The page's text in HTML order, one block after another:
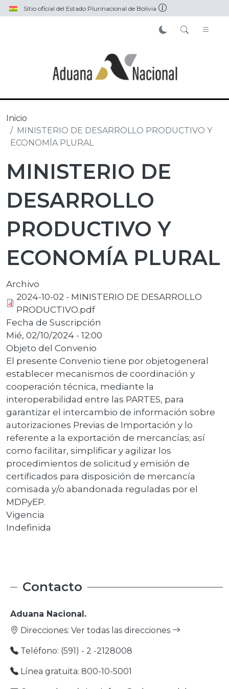
Pasar al contenido principal
Sitio oficial del Estado Plurinacional de Bolivia
Inicio
MINISTERIO DE DESARROLLO PRODUCTIVO Y
ECONOMÍA PLURAL
MINISTERIO DE
DESARROLLO
PRODUCTIVO Y
ECONOMÍA PLURAL
Archivo
2024-10-02 - MINISTERIO DE DESARROLLO
PRODUCTIVO.pdf
Fecha de Suscripción
Mié, 02/10/2024 - 12:00
Objeto del Convenio
El presente Convenio tiene por objetogeneral
establecer mecanismos de coordinación y
cooperación técnica, mediante la
interoperabilidad entre las PARTES, para
garantizar el intercambio de información sobre
autorizaciones Previas de Importación y lo
referente a la exportación de mercancías; así
como facilitar, simplificar y agilizar los
procedimientos de solicitud y emisión de
certificados para disposición de mercancía
comisada y/o abandonada reguladas por el
MDPyEP.
Vigencia
Indefinida
Contacto
Aduana Nacional.
Direcciones: Ver todas las direcciones
Teléfono: (591) - 2 -2128008
Línea gratuita: 800-10-5001